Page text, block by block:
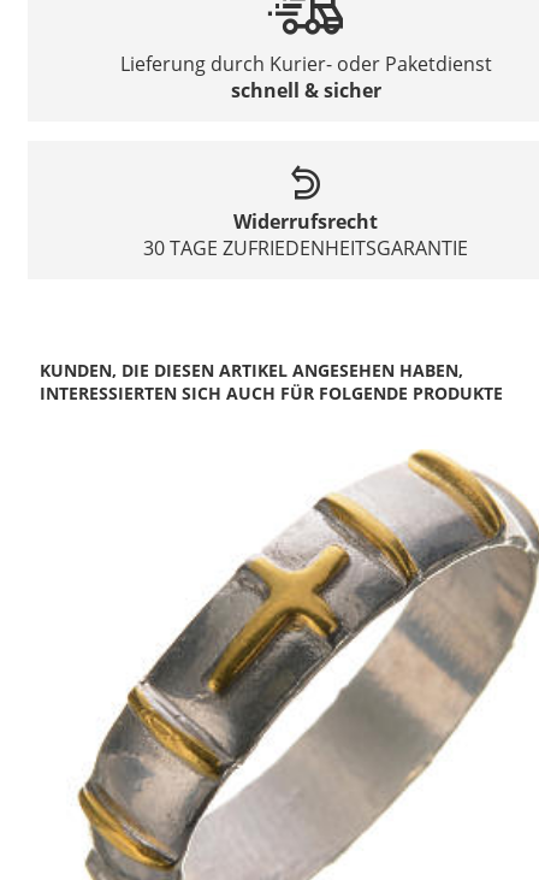
Lieferung durch Kurier- oder Paketdienst
schnell & sicher
Widerrufsrecht
30 TAGE ZUFRIEDENHEITSGARANTIE
KUNDEN, DIE DIESEN ARTIKEL ANGESEHEN HABEN,
INTERESSIERTEN SICH AUCH FÜR FOLGENDE PRODUKTE